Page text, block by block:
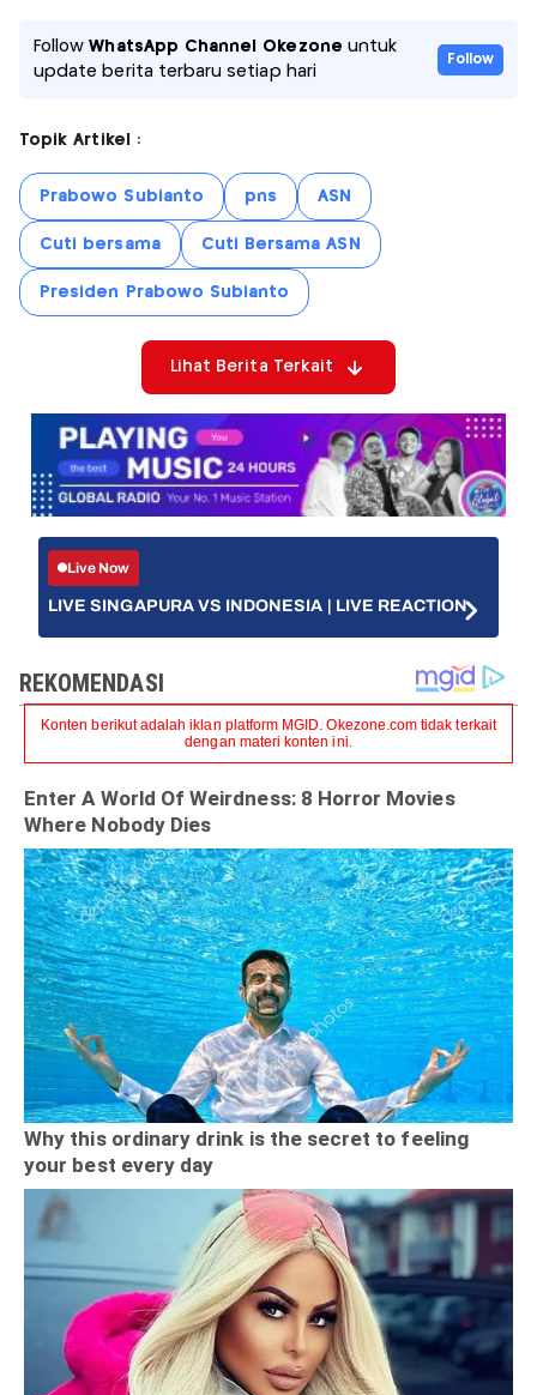
FollowWhatsApp Channel Okezone untuk
update berita terbaru setiap hari
Follow
Topik Artikel :
Prabowo Subianto pns ASN
Cuti bersama Cuti Bersama ASN
Presiden Prabowo Subianto
Lihat Berita Terkait
Live Now
LIVE SINGAPURA VS INDONESIA | LIVE REACTION